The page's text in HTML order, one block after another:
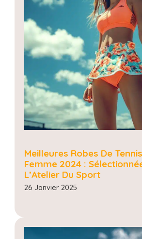
Meilleures Robes De
Femme 2024 :
L’Atelier Du Sport
26 Janvier 2025